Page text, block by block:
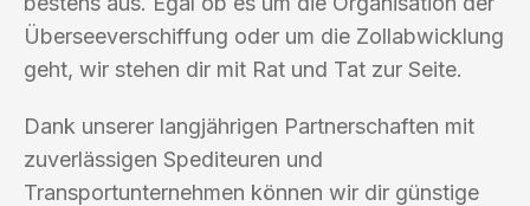
Überseeverschiffung oder um die Zollabwicklung
geht, wir stehen dir mit Rat und Tat zur Seite.
Dank unserer langjährigen Partnerschaften mit
zuverlässigen Spediteuren und
Transportunternehmen können wir dir günstige